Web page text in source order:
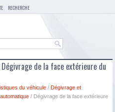
RECHERCHE
de la face extérieure du
du véhicule / Dégivrage et
/ Dégivrage de la face extérieure